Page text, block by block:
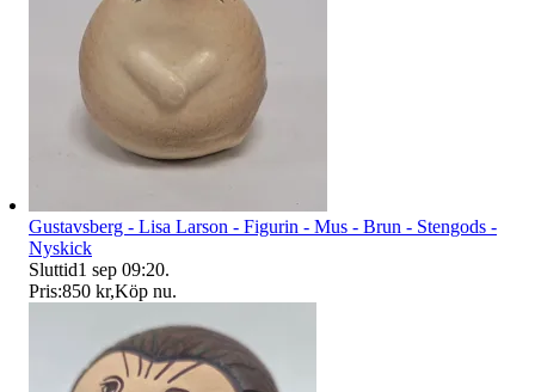
Gustavsberg - Lisa Larson - Figurin - Mus - Brun - Stengods -
Nyskick
Sluttid1 sep 09:20.
Pris:850 kr,Köp nu.